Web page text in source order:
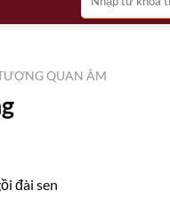
kiếm:
QUAN ÂM
đài sen